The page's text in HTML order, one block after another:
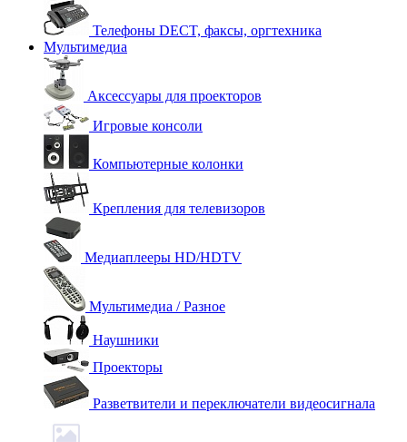
Телефоны DECT, факсы, оргтехника
Мультимедиа
Аксессуары для проекторов
Игровые консоли
Компьютерные колонки
Крепления для телевизоров
Медиаплееры HD/HDTV
Мультимедиа / Разное
Наушники
Проекторы
Разветвители и переключатели видеосигнала